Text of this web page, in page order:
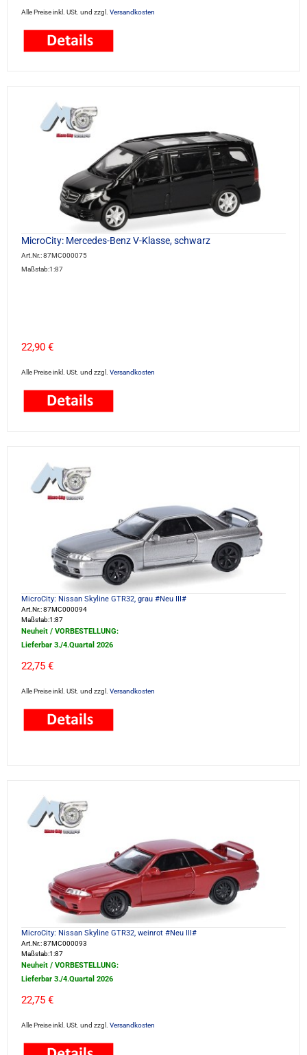
Alle Preise inkl. USt. und zzgl. Versandkosten
MicroCity: Mercedes-Benz V-Klasse, schwarz
Art.Nr.: 87MC000075
Maßstab:1:87
22,90 €
Alle Preise inkl. USt. und zzgl. Versandkosten
MicroCity: Nissan Skyline GTR32, grau #Neu III#
Art.Nr.: 87MC000094
Maßstab:1:87
Neuheit / VORBESTELLUNG:
Lieferbar 3./4.Quartal 2026
22,75 €
Alle Preise inkl. USt. und zzgl. Versandkosten
MicroCity: Nissan Skyline GTR32, weinrot #Neu III#
Art.Nr.: 87MC000093
Maßstab:1:87
Neuheit / VORBESTELLUNG:
Lieferbar 3./4.Quartal 2026
22,75 €
Alle Preise inkl. USt. und zzgl. Versandkosten